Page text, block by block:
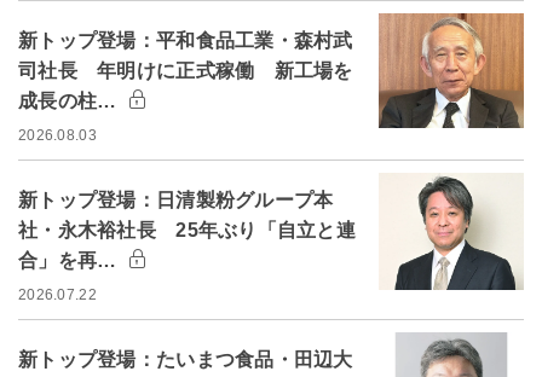
新トップ登場：平和食品工業・森村武
司社長 年明けに正式稼働 新工場を
成長の柱…
2026.08.03
新トップ登場：日清製粉グループ本
社・永木裕社長 25年ぶり「自立と連
合」を再…
2026.07.22
新トップ登場：たいまつ食品・田辺大